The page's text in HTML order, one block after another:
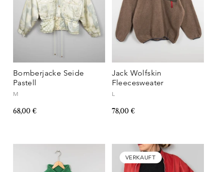
Bomberjacke Seide
Pastell
M
68,00 €
Jack Wolfskin
Fleecesweater
L
78,00 €
VERKAUFT